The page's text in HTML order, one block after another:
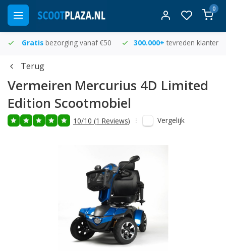
0
Gratis bezorging vanaf €50 300.000+ tevreden klanten
Terug
Vermeiren Mercurius 4D Limited
Edition Scootmobiel
10/10 (1 Reviews) Vergelijk